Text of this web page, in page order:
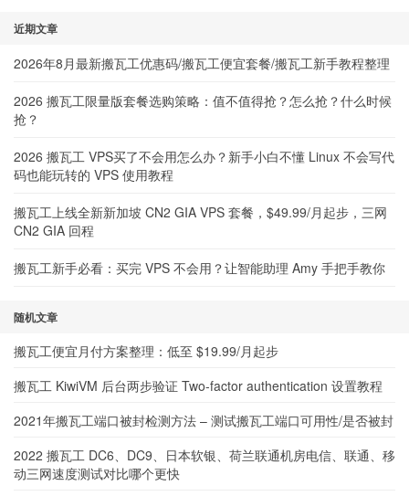
近期文章
2026年8月最新搬瓦工优惠码/搬瓦工便宜套餐/搬瓦工新手教程整理
2026 搬瓦工限量版套餐选购策略：值不值得抢？怎么抢？什么时候
抢？
2026 搬瓦工 VPS买了不会用怎么办？新手小白不懂 Linux 不会写代
码也能玩转的 VPS 使用教程
搬瓦工上线全新新加坡 CN2 GIA VPS 套餐，$49.99/月起步，三网
CN2 GIA 回程
搬瓦工新手必看：买完 VPS 不会用？让智能助理 Amy 手把手教你
随机文章
搬瓦工便宜月付方案整理：低至 $19.99/月起步
搬瓦工 KiwiVM 后台两步验证 Two-factor authentication 设置教程
2021年搬瓦工端口被封检测方法 – 测试搬瓦工端口可用性/是否被封
2022 搬瓦工 DC6、DC9、日本软银、荷兰联通机房电信、联通、移
动三网速度测试对比哪个更快